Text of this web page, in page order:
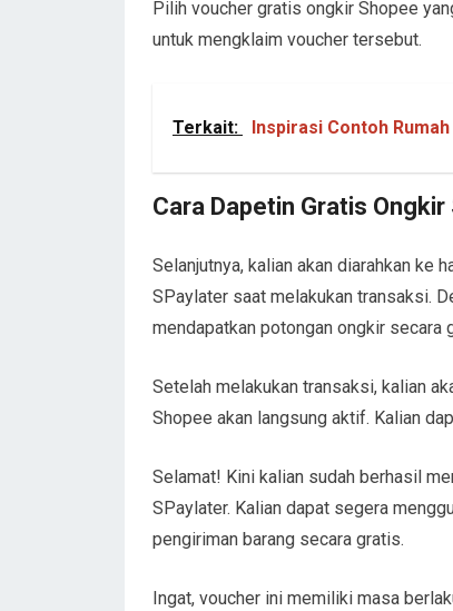
Pilih voucher gratis ongkir Shopee
untuk mengklaim voucher tersebut.
Terkait: Inspirasi Contoh
Cara Dapetin Gratis Ongkir
Selanjutnya, kalian akan diarahkan ke
SPaylater saat melakukan transaksi.
mendapatkan potongan ongkir secara
Setelah melakukan transaksi, kalian
Shopee akan langsung aktif. Kalian
Selamat! Kini kalian sudah berhasil
SPaylater. Kalian dapat segera
pengiriman barang secara gratis.
Ingat, voucher ini memiliki masa